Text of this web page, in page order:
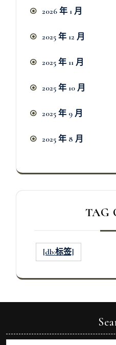
2026 年 1 月
2025 年 12 月
2025 年 11 月
2025 年 10 月
2025 年 9 月
2025 年 8 月
TAG
[db:标签]